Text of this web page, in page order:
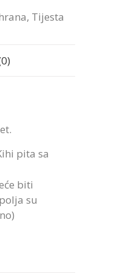
, Tijesta
pita sa
biti
su